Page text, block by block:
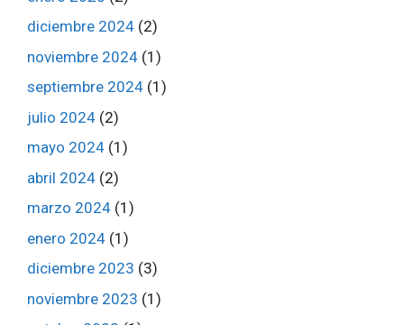
diciembre 2024 (2)
noviembre 2024 (1)
septiembre 2024 (1)
julio 2024 (2)
mayo 2024 (1)
abril 2024 (2)
marzo 2024 (1)
enero 2024 (1)
diciembre 2023 (3)
noviembre 2023 (1)